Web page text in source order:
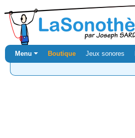
Menu ⏷ Boutique Jeux sonores